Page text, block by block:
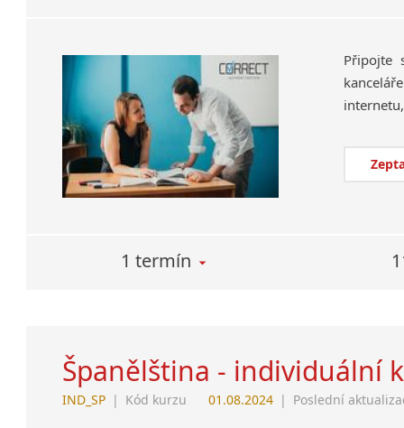
Připojte
1 termín
Španělština - individuální
IND_SP | Kód kurzu 01.08.2024 | Poslední